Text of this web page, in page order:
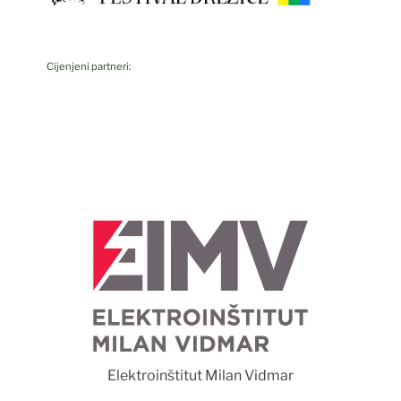
Cijenjeni partneri:
Foto Luka Rudman